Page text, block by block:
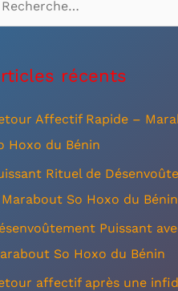
récents
Affectif Rapide –
Hoxo du Bénin
Rituel de
So Hoxo du Bénin
Puissant
So Hoxo du Bénin
affectif après une